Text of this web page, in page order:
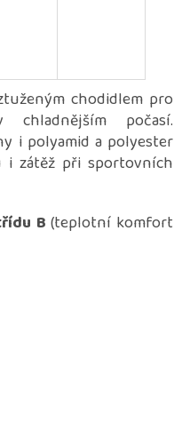
chodidlem pro
počasí.
i polyamid a polyester
i zátěž při sportovních
B (teplotní komfort